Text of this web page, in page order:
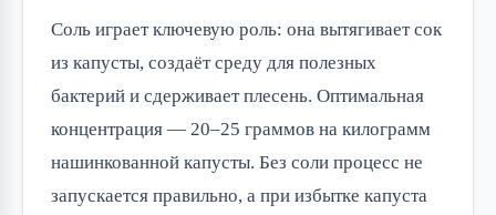
Соль играет ключевую роль: она вытягивает сок
из капусты, создаёт среду для полезных
бактерий и сдерживает плесень. Оптимальная
концентрация — 20–25 граммов на килограмм
нашинкованной капусты. Без соли процесс не
запускается правильно, а при избытке капуста